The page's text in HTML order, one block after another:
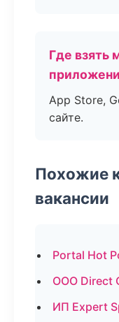
Где взять
App Store,
сайте.
Похожие
вакансии
Portal Hot
ООО Direct
ИП Expert